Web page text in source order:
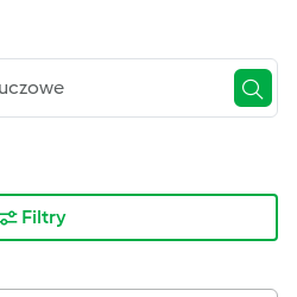
Filtry